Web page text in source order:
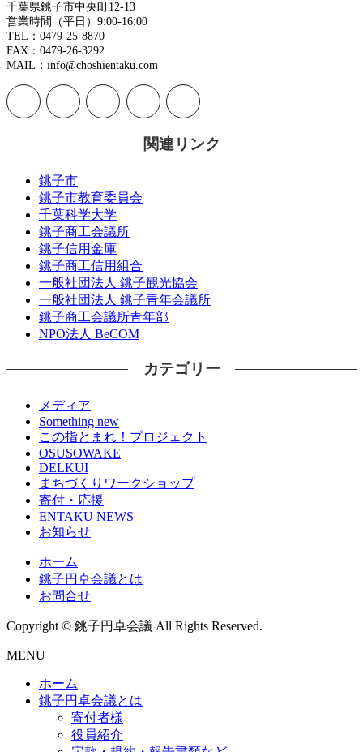
千葉県銚子市中央町12-13
営業時間（平日）9:00-16:00
TEL：0479-25-8870
FAX：0479-26-3292
MAIL：info@choshientaku.com
関連リンク
銚子市
銚子市教育委員会
千葉科学大学
銚子商工会議所
銚子信用金庫
銚子商工信用組合
一般社団法人 銚子観光協会
一般社団法人 銚子青年会議所
銚子商工会議所青年部
NPO法人 BeCOM
カテゴリー
メディア
Something new
この指とまれ！プロジェクト
OSUSOWAKE
DELKUI
まちづくりワークショップ
寄付・応援
ENTAKU NEWS
お知らせ
ホーム
銚子円卓会議とは
お問合せ
Copyright © 銚子円卓会議 All Rights Reserved.
MENU
ホーム
銚子円卓会議とは
寄付者様
役員紹介